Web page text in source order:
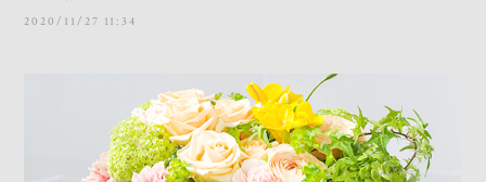
2020/11/27 11:34